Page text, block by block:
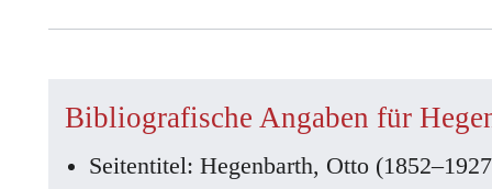
Bibliografische Angaben für
Seitentitel: Hegenbarth, Otto